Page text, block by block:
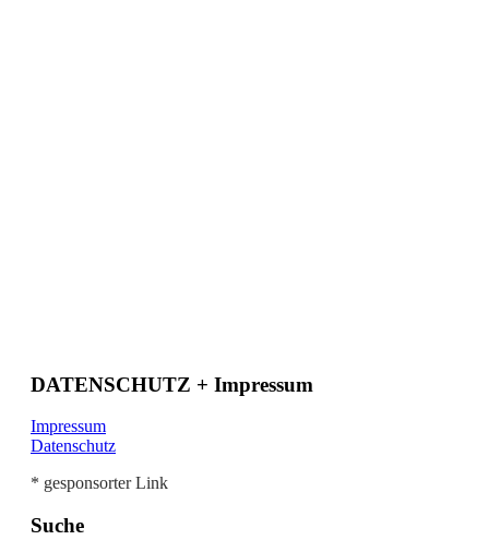
DATENSCHUTZ + Impressum
Impressum
Datenschutz
* gesponsorter Link
Suche